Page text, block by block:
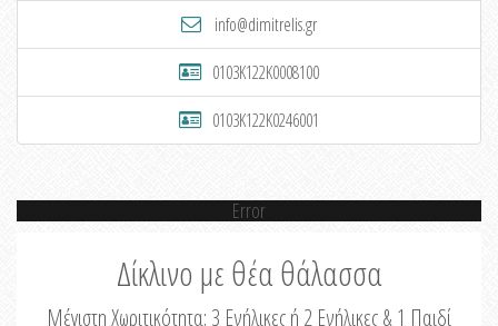
info@dimitrelis.gr
0103K122K0008100
0103K122K0246001
Error
Δίκλινο με θέα θάλασσα
Μέγιστη Χωριτικότητα: 3 Ενήλικες ή 2 Ενήλικες & 1 Παιδί